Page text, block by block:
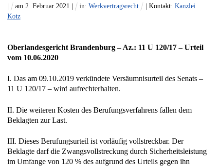
am2.Februar 2021 in:Werkvertragsrecht | Kontakt: Kanzlei
Kotz
Oberlandesgericht Brandenburg – Az.: 11 U 120/17 – Urteil
vom 10.06.2020
I. Das am 09.10.2019 verkündete Versäumnisurteil des Senats –
11 U 120/17 – wird aufrechterhalten.
II. Die weiteren Kosten des Berufungsverfahrens fallen dem
Beklagten zur Last.
III. Dieses Berufungsurteil ist vorläufig vollstreckbar. Der
Beklagte darf die Zwangsvollstreckung durch Sicherheitsleistung
im Umfange von 120 % des aufgrund des Urteils gegen ihn